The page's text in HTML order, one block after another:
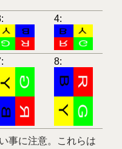
4:
8:
事に注意。これらは